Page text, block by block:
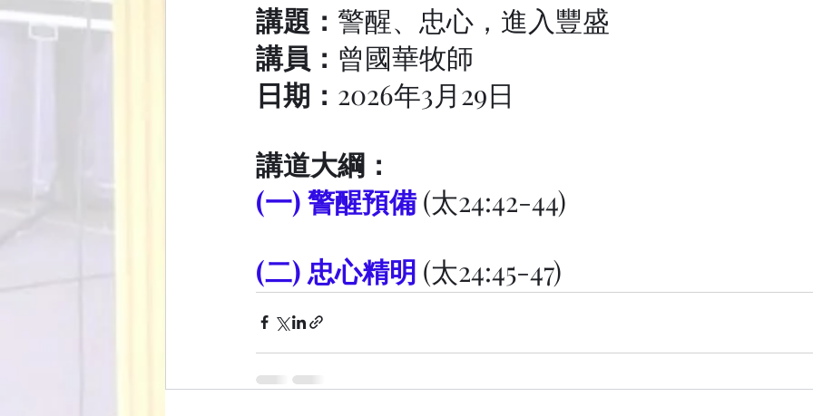
講題： 警醒、忠心，進入豐盛
講員： 曾國華牧師
日期： 2026年3月29日
講道大綱：
(一) 警醒預備 (太24:42-44)
(二) 忠心精明 (太24:45-47)